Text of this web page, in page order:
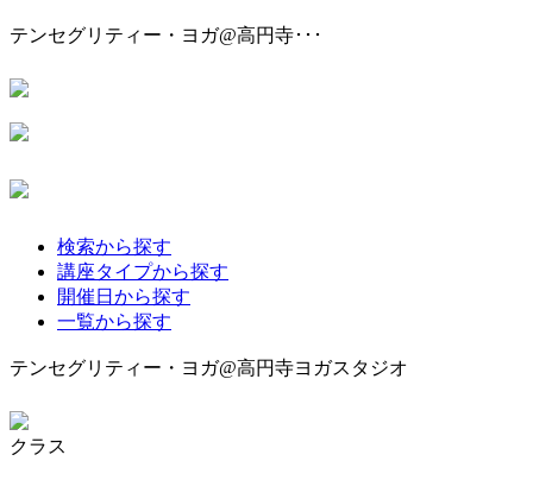
テンセグリティー・ヨガ@高円寺･･･
検索から探す
講座タイプから探す
開催日から探す
一覧から探す
テンセグリティー・ヨガ@高円寺ヨガスタジオ
クラス